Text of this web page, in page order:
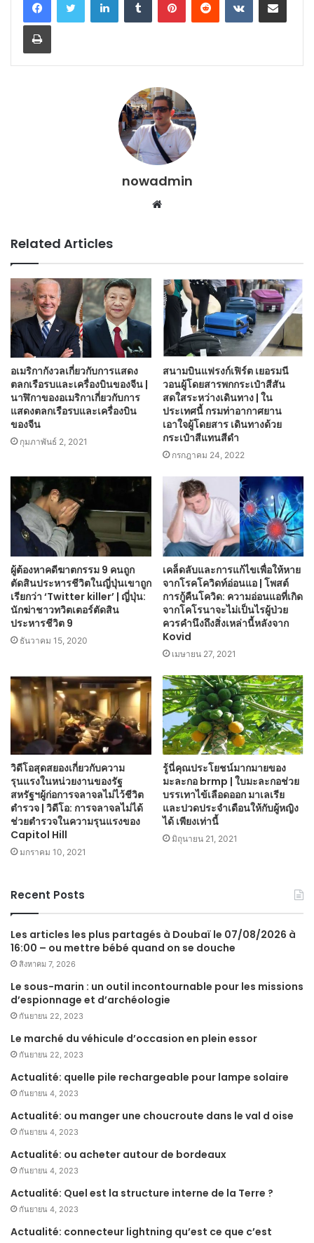
Print
nowadmin
Website
Related Articles
อเมริกากังวลเกี่ยวกับการแสดง
ตลกเรือรบและเครื่องบินของจีน |
นาฬิกาของอเมริกาเกี่ยวกับการ
แสดงตลกเรือรบและเครื่องบิน
ของจีน
กุมภาพันธ์ 2, 2021
สนามบินแฟรงก์เฟิร์ต เยอรมนี
วอนผู้โดยสารพกกระเป๋าสีสัน
สดใสระหว่างเดินทาง | ใน
ประเทศนี้ กรมท่าอากาศยาน
เอาใจผู้โดยสาร เดินทางด้วย
กระเป๋าสีแทนสีดำ
กรกฎาคม 24, 2022
ผู้ต้องหาคดีฆาตกรรม 9 คนถูก
ตัดสินประหารชีวิตในญี่ปุ่นเขาถูก
เรียกว่า ‘Twitter killer’ | ญี่ปุ่น:
นักฆ่าชาวทวิตเตอร์ตัดสิน
ประหารชีวิต 9
ธันวาคม 15, 2020
เคล็ดลับและการแก้ไขเพื่อให้หาย
จากโรคโควิดท์อ่อนแอ | โพสต์
การกู้คืนโควิด: ความอ่อนแอที่เกิด
จากโคโรนาจะไม่เป็นไรผู้ป่วย
ควรคำนึงถึงสิ่งเหล่านี้หลังจาก
Kovid
เมษายน 27, 2021
วิดีโอสุดสยองเกี่ยวกับความ
รุนแรงในหน่วยงานของรัฐ
สหรัฐฯผู้ก่อการจลาจลไม่ไว้ชีวิต
ตำรวจ | วิดีโอ: การจลาจลไม่ได้
ช่วยตำรวจในความรุนแรงของ
Capitol Hill
มกราคม 10, 2021
รู้นี่คุณประโยชน์มากมายของ
มะละกอ brmp | ใบมะละกอช่วย
บรรเทาไข้เลือดออก มาเลเรีย
และปวดประจำเดือนให้กับผู้หญิง
ได้ เพียงเท่านี้
มิถุนายน 21, 2021
Recent Posts
Les articles les plus partagés à Doubaï le 07/08/2026 à
16:00 – ou mettre bébé quand on se douche
สิงหาคม 7, 2026
Le sous-marin : un outil incontournable pour les missions
d’espionnage et d’archéologie
กันยายน 22, 2023
Le marché du véhicule d’occasion en plein essor
กันยายน 22, 2023
Actualité: quelle pile rechargeable pour lampe solaire
กันยายน 4, 2023
Actualité: ou manger une choucroute dans le val d oise
กันยายน 4, 2023
Actualité: ou acheter autour de bordeaux
กันยายน 4, 2023
Actualité: Quel est la structure interne de la Terre ?
กันยายน 4, 2023
Actualité: connecteur lightning qu’est ce que c’est